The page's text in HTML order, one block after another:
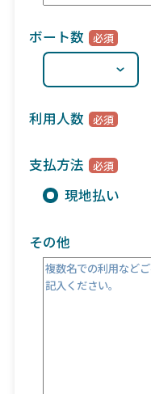
ボート数
利用人数
支払方法
現地払い
その他